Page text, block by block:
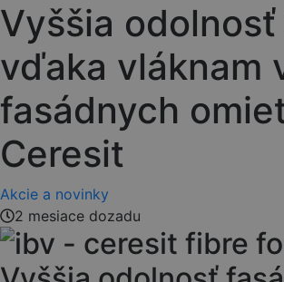
Vyššia
vďaka vláknam
fasádnych
Ceresit
Akcie a novinky
2 mesiace dozadu